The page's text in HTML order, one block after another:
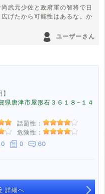
武元少佐と政府軍の智将で日
げたから可能性はあるな。か
ユーザーさん
唐津市屋形石３６１８−１４
話題性：
危険性：
0 0 60
詳細へ